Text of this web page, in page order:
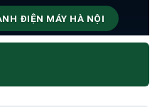
ĐIỆN MÁY HÀ NỘI
BẢO HÀNH